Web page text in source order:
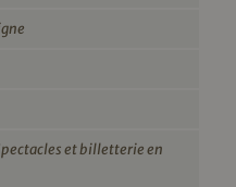
et billetterie en